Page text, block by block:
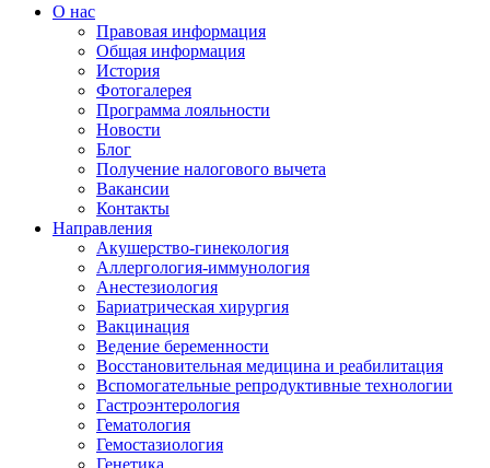
О нас
Правовая информация
Общая информация
История
Фотогалерея
Программа лояльности
Новости
Блог
Получение налогового вычета
Вакансии
Контакты
Направления
Акушерство-гинекология
Аллергология-иммунология
Анестезиология
Бариатрическая хирургия
Вакцинация
Ведение беременности
Восстановительная медицина и реабилитация
Вспомогательные репродуктивные технологии
Гастроэнтерология
Гематология
Гемостазиология
Генетика